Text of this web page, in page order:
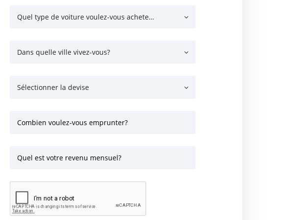
Quel type de voiture voulez-vous acheter?
Dans quelle ville vivez-vous?
Sélectionner la devise
Combien voulez-vous emprunter?
Quel est votre revenu mensuel?